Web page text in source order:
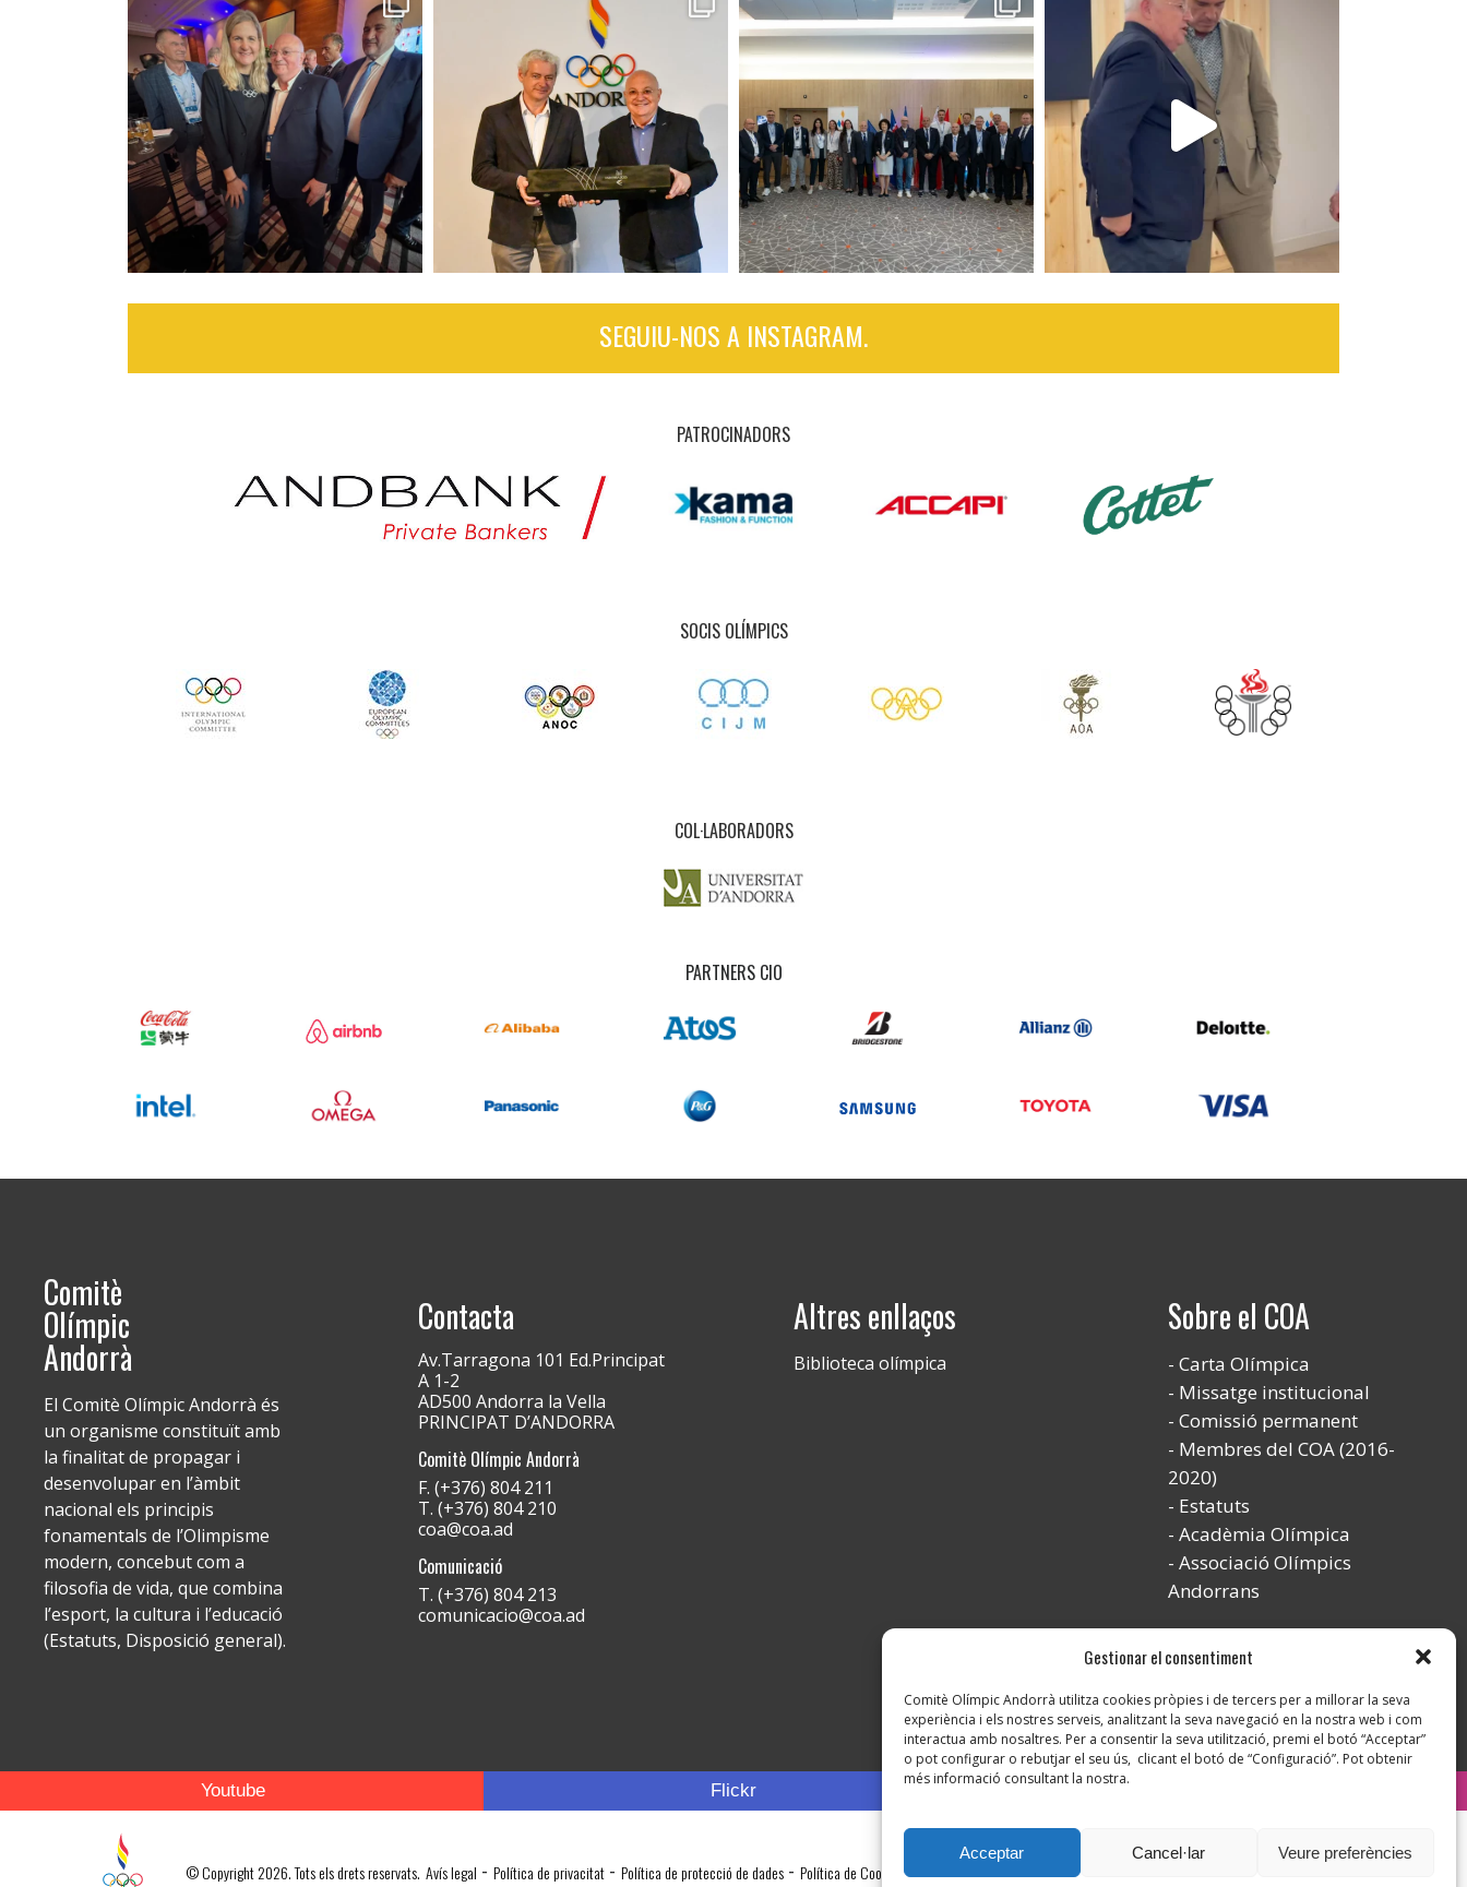
Gestionar el consentiment
Comitè Olímpic Andorrà utilitza cookies pròpies i de tercers per a millorar la seva
experiència i els nostres serveis, analitzant la seva navegació en la nostra web i com
interactua amb nosaltres. Per a consentir la seva utilització, premi el botó “Acceptar”
o pot configurar o rebutjar el seu ús, clicant el botó de “Configuració”. Pot obtenir
més informació consultant la nostra.
Acceptar Cancel·lar Veure preferències
SEGUIU-NOS A INSTAGRAM.
PATROCINADORS
SOCIS OLÍMPICS
COL·LABORADORS
PARTNERS CIO
Comitè
Olímpic
Andorrà
El Comitè Olímpic Andorrà és
un organisme constituït amb
la finalitat de propagar i
desenvolupar en l’àmbit
nacional els principis
fonamentals de l’Olimpisme
modern, concebut com a
filosofia de vida, que combina
l’esport, la cultura i l’educació
(Estatuts, Disposició general).
Contacta
Av.Tarragona 101 Ed.Principat
A 1-2
AD500 Andorra la Vella
PRINCIPAT D’ANDORRA
Comitè Olímpic Andorrà
F. (+376) 804 211
T. (+376) 804 210
coa@coa.ad
Comunicació
T. (+376) 804 213
comunicacio@coa.ad
Altres enllaços
Biblioteca olímpica
Sobre el COA
Carta Olímpica
Missatge institucional
Comissió permanent
Membres del COA (2016-
2020)
Estatuts
Acadèmia Olímpica
Associació Olímpics
Andorrans
Youtube Flickr
© Copyright 2026. Tots els drets reservats. Avís legal - Política de privacitat - Política de protecció de dades - Política de Cookies